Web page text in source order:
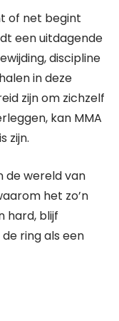
of net begint
een uitdagende
discipline
in deze
zijn om zichzelf
kan MMA
zijn.
de wereld van
het zo’n
hard, blijf
ring als een